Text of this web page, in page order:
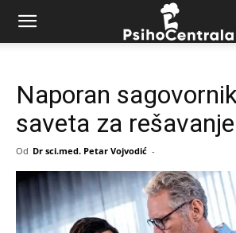
Naporan
saveta za
Od Dr sci.med. Petar Vojvodić -